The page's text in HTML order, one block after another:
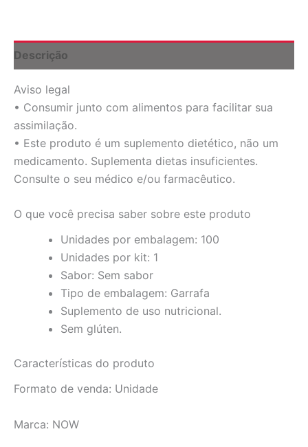
100
quantidade
Descrição
Aviso legal
• Consumir junto com alimentos para facilitar sua
assimilação.
• Este produto é um suplemento dietético, não um
medicamento. Suplementa dietas insuficientes.
Consulte o seu médico e/ou farmacêutico.
O que você precisa saber sobre este produto
Unidades por embalagem: 100
Unidades por kit: 1
Sabor: Sem sabor
Tipo de embalagem: Garrafa
Suplemento de uso nutricional.
Sem glúten.
Características do produto
Formato de venda: Unidade
Marca: NOW